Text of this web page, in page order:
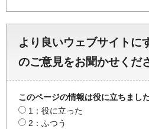
より良いウェブサイトに
のご意見をお聞かせくだ
このページの情報は役に立ちまし
1：役に立った
2：ふつう